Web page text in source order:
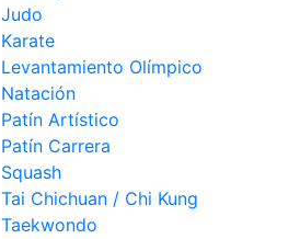
Judo
Karate
Levantamiento Olímpico
Natación
Patín Artístico
Patín Carrera
Squash
Tai Chichuan / Chi Kung
Taekwondo